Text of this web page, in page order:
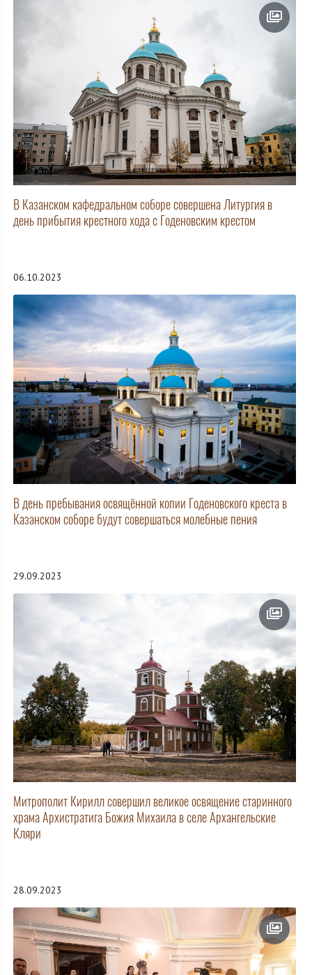
В Казанском кафедральном соборе совершена Литургия в
день прибытия крестного хода с Годеновским крестом
06.10.2023
В день пребывания освящённой копии Годеновского креста в
Казанском соборе будут совершаться молебные пения
29.09.2023
Митрополит Кирилл совершил великое освящение старинного
храма Архистратига Божия Михаила в селе Архангельские
Кляри
28.09.2023